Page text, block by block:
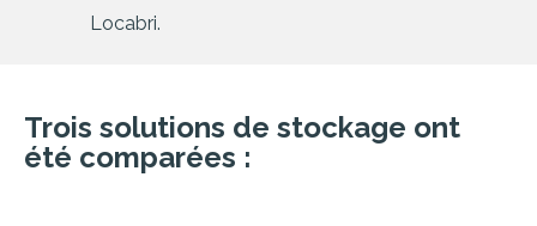
Locabri.
Trois solutions de stockage ont
été comparées :